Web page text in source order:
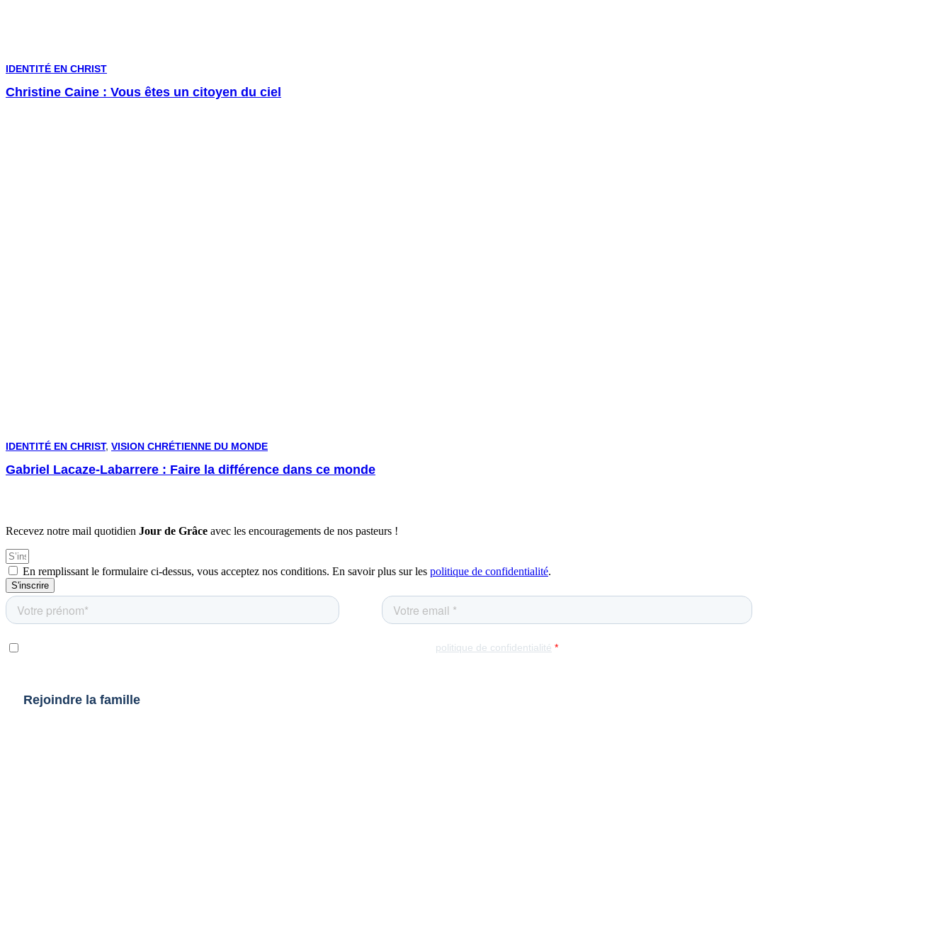
IDENTITÉ EN CHRIST
Christine Caine : Vous êtes un citoyen du ciel
IDENTITÉ EN CHRIST, VISION CHRÉTIENNE DU MONDE
Gabriel Lacaze-Labarrere : Faire la différence dans ce monde
Recevez notre mail quotidien Jour de Grâce avec les encouragements de nos pasteurs !
En remplissant le formulaire ci-dessus, vous acceptez nos conditions. En savoir plus sur les politique de confidentialité.
S'inscrire